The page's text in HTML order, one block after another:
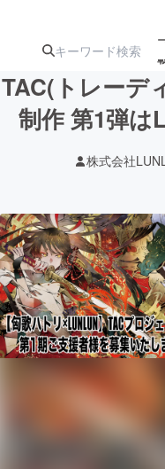
注目のリ
ターン
注目
ジェ
アート・写真
テクノロジー
映像・映画
ビジネス・起業
まちづくり・
TAC(トレーデ
制作 第1弾は
株式会社